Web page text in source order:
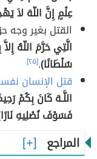
عِلْمٍ إِنَّ اللّهَ لاَ
القتل بغير وجه
الَّتِي حَرَّمَ اللّهُ
سُلْطَانًا).[٢٥]
قتل الإنسان
اللَّـهَ كَانَ بِكُمْ
فَسَوْفَ نُصْلِيهِ
المراجع